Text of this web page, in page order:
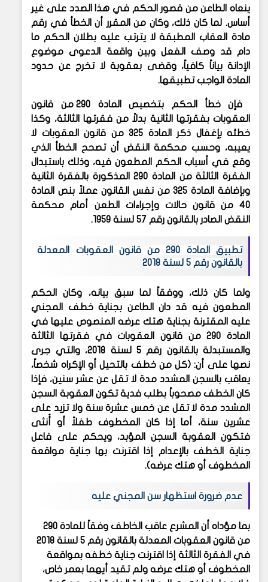
ينعاه الطاعن من قصور الحكم في هذا الصدد على غير
أساس. لما كان ذلك، وكان من المقرر أن الخطأ في رقم
مادة العقاب المطبقة لا يترتب عليه بطلان الحكم ما
دام قد وصف الفعل وبين واقعة الدعوى موضوع
الإدانة بياناً كافياً، وقضى بعقوبة لا تخرج عن حدود
المادة الواجب تطبيقها.
فإن خطأ الحكم بتخصيص المادة 290 من قانون
العقوبات بفقرتها الثانية بدلاً من فقرتها الثالثة، وكذا
خطئه بإغفال ذكر المادة 325 من قانون العقوبات لا
يعيبه، وحسب محكمة النقض أن تصحح الخطأ الذي
وقع في أسباب الحكم المطعون فيه، وذلك باستبدال
الفقرة الثالثة من المادة 290 المذكورة بالفقرة الثانية
وبإضافة المادة 325 من نفس القانون عملاً بنص المادة
40 من قانون حالات وإجراءات الطعن أمام محكمة
النقض الصادر بالقانون رقم 57 لسنة 1959.
تطبيق المادة 290 من قانون العقوبات المعدلة
بالقانون رقم 5 لسنة 2018
ولما كان ذلك، ووفقاً لما سبق بيانه، وكان الحكم
المطعون فيه قد دان الطاعن بجناية خطف المجني
عليه المقترنة بجناية هتك عرضه المنصوص عليها في
المادة 290 من قانون العقوبات في فقرتها الثالثة
والمستبدلة بالقانون رقم 5 لسنة 2018، والتي جرى
نصها على أن: (كل من خطف بالتحيل أو الإكراه شخصاً،
يعاقب بالسجن المشدد مدة لا تقل عن عشر سنين، فإذا
كان الخطف مصحوباً بطلب فدية تكون العقوبة السجن
المشدد مدة لا تقل عن خمس عشرة سنة ولا تزيد على
عشرين سنة، أما إذا كان المخطوف طفلاً أو أُنثى
فتكون العقوبة السجن المؤبد، ويحكم على فاعل
جناية الخطف بالإعدام إذا اقترنت بها جناية مواقعة
المخطوف أو هتك عرضه).
عدم ضرورة استظهار سن المجني عليه
بما مؤداه أن المشرع عاقب الخاطف وفقاً للمادة 290
من قانون العقوبات المعدلة بالقانون رقم 5 لسنة 2018
في الفقرة الثالثة إذا اقترنت جناية خطفه بمواقعة
المخطوف أو هتك عرضه ولم تقيد أيهما بعمر خاص،